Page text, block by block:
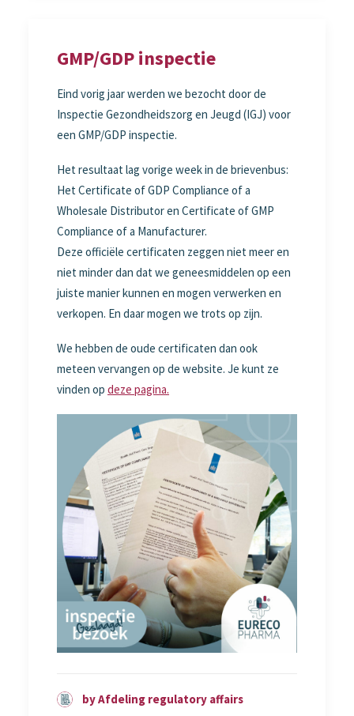
GMP/GDP inspectie
Eind vorig jaar werden we bezocht door de
Inspectie Gezondheidszorg en Jeugd (IGJ) voor
een GMP/GDP inspectie.
Het resultaat lag vorige week in de brievenbus:
Het Certificate of GDP Compliance of a
Wholesale Distributor en Certificate of GMP
Compliance of a Manufacturer.
Deze officiële certificaten zeggen niet meer en
niet minder dan dat we geneesmiddelen op een
juiste manier kunnen en mogen verwerken en
verkopen. En daar mogen we trots op zijn.
We hebben de oude certificaten dan ook
meteen vervangen op de website. Je kunt ze
vinden op deze pagina.
by Afdeling regulatory affairs